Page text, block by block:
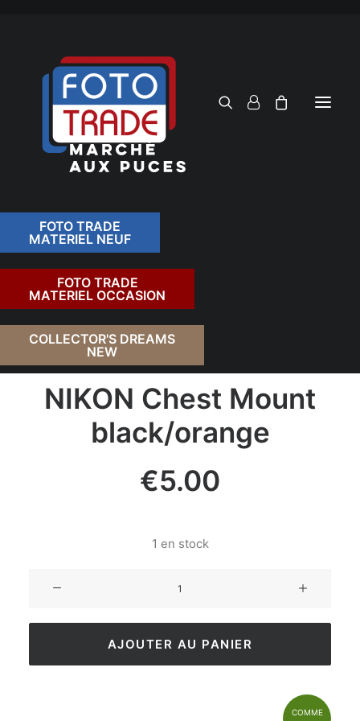
FOTO TRADE
MATERIEL NEUF
FOTO TRADE
MATERIEL OCCASION
COLLECTOR'S DREAMS
NEW
RETOUR
NIKON Chest Mount
black/orange
€5.00
1 en stock
AJOUTER AU PANIER
COMME